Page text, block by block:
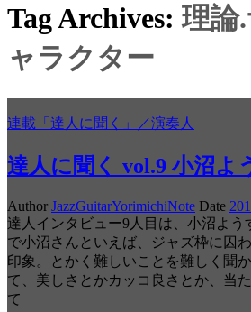
Tag Archives:理論
ャラクター
連載「達人に聞く」／演奏人
達人に聞く vol.9 小沼よ
Author JazzGuitarYorimichiNote Date
達人インタビュー9人目は、小沼よう
で小沼さんといえば、ジャズ枠に囚
印象。とかく難しいことを難しく聞
て、美しさとかカッコ良さとか、当
て